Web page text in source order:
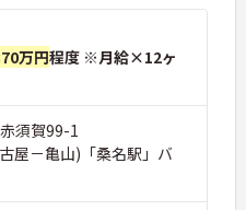
代が活躍してい
いるため、無理
だけます。
新設備を備えて
境です。ハード面
決定・レシピ完
されています。
くスタッフにと
チベーションを
万円程度 ※月給×12ヶ
須賀99-1
屋－亀山)「桑名駅」バ